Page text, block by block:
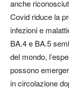
anche
Covid riduce la
infezioni e
BA.4 e BA.5
del mondo,
possono
in circolazione